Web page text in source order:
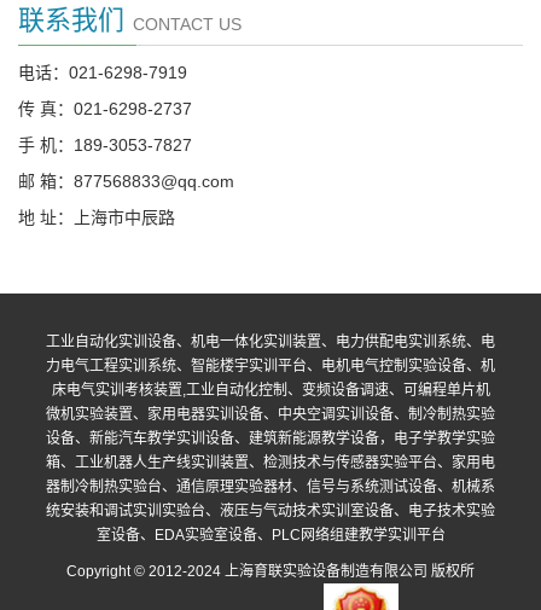
联系我们 CONTACT US
电话：021-6298-7919
传 真：021-6298-2737
手 机：189-3053-7827
邮 箱：877568833@qq.com
地 址：上海市中辰路
工业自动化实训设备、机电一体化实训装置、电力供配电实训系统、电
力电气工程实训系统、智能楼宇实训平台、电机电气控制实验设备、机
床电气实训考核装置,工业自动化控制、变频设备调速、可编程单片机
微机实验装置、家用电器实训设备、中央空调实训设备、制冷制热实验
设备、新能汽车教学实训设备、建筑新能源教学设备，电子学教学实验
箱、工业机器人生产线实训装置、检测技术与传感器实验平台、家用电
器制冷制热实验台、通信原理实验器材、信号与系统测试设备、机械系
统安装和调试实训实验台、液压与气动技术实训室设备、电子技术实验
室设备、EDA实验室设备、PLC网络组建教学实训平台
Copyright © 2012-2024 上海育联实验设备制造有限公司 版权所